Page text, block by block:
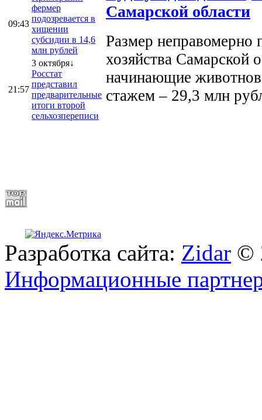
09:43
фермер
подозревается в
хищении
субсидии в 14,6
млн рублей
21:57
3 октября↓
Росстат
представил
предварительные
итоги второй
сельхозпереписи
Самарской области
Размер неправомерно
хозяйства Самарской
начинающие
стажем – 29,3 млн
Разработка сайта: Zidar ©
Информационные